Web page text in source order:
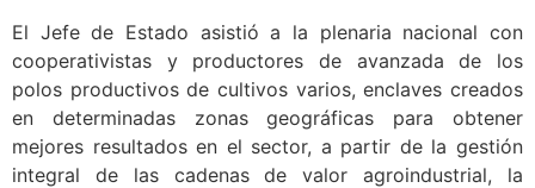
El Jefe de Estado asistió a la plenaria nacional con
cooperativistas y productores de avanzada de los
polos productivos de cultivos varios, enclaves creados
en determinadas zonas geográficas para obtener
mejores resultados en el sector, a partir de la gestión
integral de las cadenas de valor agroindustrial, la